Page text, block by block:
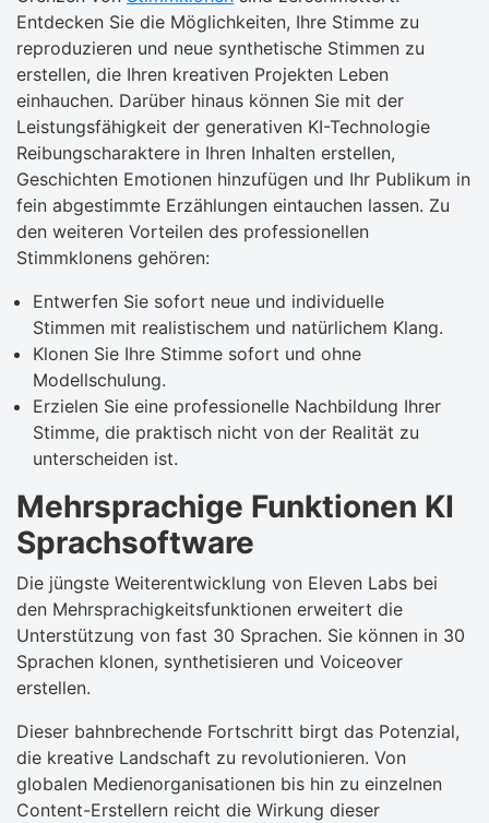
Entdecken Sie die Möglichkeiten, Ihre Stimme zu
reproduzieren und neue synthetische Stimmen zu
erstellen, die Ihren kreativen Projekten Leben
einhauchen. Darüber hinaus können Sie mit der
Leistungsfähigkeit der generativen KI-Technologie
Reibungscharaktere in Ihren Inhalten erstellen,
Geschichten Emotionen hinzufügen und Ihr Publikum in
fein abgestimmte Erzählungen eintauchen lassen. Zu
den weiteren Vorteilen des professionellen
Stimmklonens gehören:
Entwerfen Sie sofort neue und individuelle
Stimmen mit realistischem und natürlichem Klang.
Klonen Sie Ihre Stimme sofort und ohne
Modellschulung.
Erzielen Sie eine professionelle Nachbildung Ihrer
Stimme, die praktisch nicht von der Realität zu
unterscheiden ist.
Mehrsprachige Funktionen KI
Sprachsoftware
Die jüngste Weiterentwicklung von Eleven Labs bei
den Mehrsprachigkeitsfunktionen erweitert die
Unterstützung von fast 30 Sprachen. Sie können in 30
Sprachen klonen, synthetisieren und Voiceover
erstellen.
Dieser bahnbrechende Fortschritt birgt das Potenzial,
die kreative Landschaft zu revolutionieren. Von
globalen Medienorganisationen bis hin zu einzelnen
Content-Erstellern reicht die Wirkung dieser